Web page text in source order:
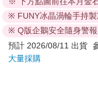
退換貨須知：
**提醒您，鑑賞期不等
依據「消費者保護
「通訊交易解除權
※ FUNY冰晶渦輪手持
※ Q版企鵝安全隨身警
預計 2026/08/11 出貨
大量採購